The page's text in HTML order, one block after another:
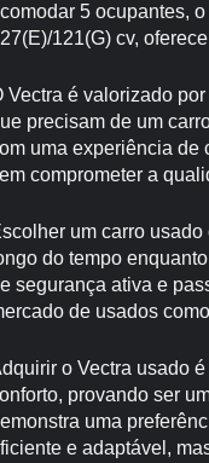
5 ocupantes,
121(G) cv,
Vectra é valorizado
precisam de um
uma experiência de
comprometer a
um carro
do tempo
segurança ativa e
de usados
o Vectra usado
provando ser
uma
e adaptável,